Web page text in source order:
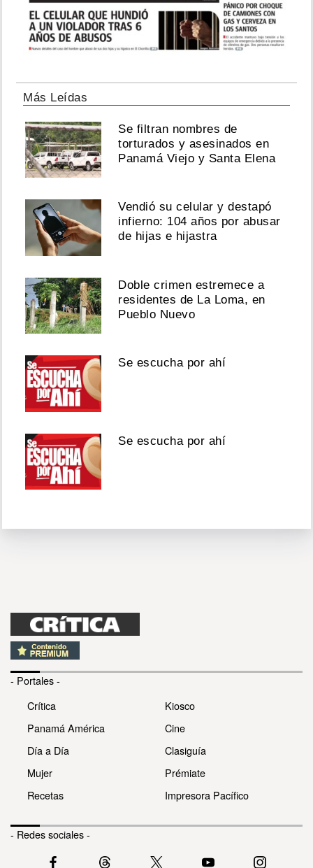
Más Leídas
Se filtran nombres de
torturados y asesinados en
Panamá Viejo y Santa Elena
Vendió su celular y destapó
infierno: 104 años por abusar
de hijas e hijastra
Doble crimen estremece a
residentes de La Loma, en
Pueblo Nuevo
Se escucha por ahí
Se escucha por ahí
- Portales -
Crítica
Panamá América
Día a Día
Mujer
Recetas
Kiosco
Cine
Clasiguía
Prémiate
Impresora Pacífico
- Redes sociales -